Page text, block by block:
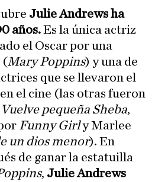
Julie Andrewsha
años.Es la única actriz
el Oscar por una
(Mary Poppins) y una de
que se llevaron el
el cine (las otras fueron
Vuelve pequeña Sheba,
Funny Girly Marlee
un dios menor). En
de ganar la estatuilla
, Julie Andrews